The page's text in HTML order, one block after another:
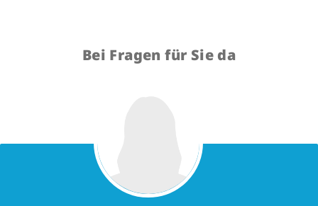
Bei Fragen für Sie da